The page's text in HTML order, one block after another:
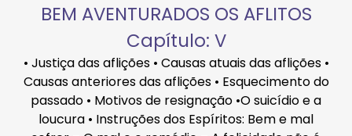
BEM AVENTURADOS OS AFLITOS
Capítulo: V
• Justiça das aflições • Causas atuais das aflições •
Causas anteriores das aflições • Esquecimento do
passado • Motivos de resignação •O suicídio e a
loucura • Instruções dos Espíritos: Bem e mal